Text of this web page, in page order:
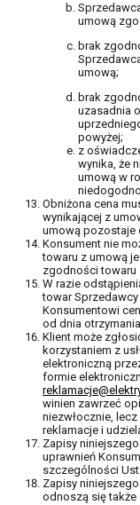
umową
brak
umową;
brak
uzasadnia
powyżej;
z
wynika, że
umową w
Obniżona cena
wynikającej z
umową pozostaje
Konsument nie
towaru z umową
zgodności towaru
W razie
towar
Konsumentowi
od dnia
Klient może
korzystaniem z
elektroniczną
formie
winien zawrzeć
niezwłocznie,
reklamacje i
Zapisy
uprawnień
szczególności
Zapisy
odnoszą się także